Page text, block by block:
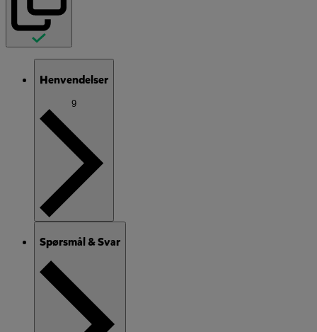
Henvendelser
9
Spørsmål & Svar